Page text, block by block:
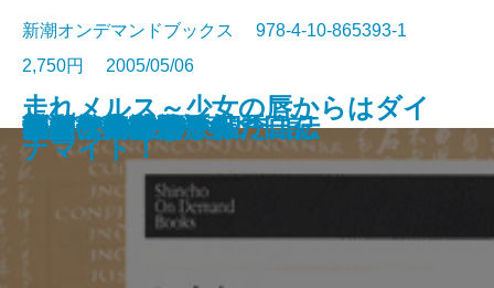
なまみこ物語
十一の色硝子
ポポイ
夢のなかの街
星と舵
愛・自由・幸福
森
ダイヤモンドの四季
探偵事務所23
男は旗
新潮オンデマンドブックス 978-4-10-865393-1
2,750円 2005/05/06
私の食物誌
桜島・日の果て
樋口一葉伝 一葉の日記
小説に書けなかった自伝
走れメルス～少女の唇からはダイ
ナマイト！
回想 太宰治
歴史への感情旅行
からかご大名
きびだんご侍
チェーホフの手帖